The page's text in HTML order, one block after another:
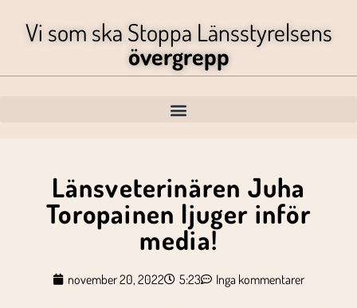
Vi som ska Stoppa Länsstyrelsens
övergrepp
Länsveterinären Juha
Toropainen ljuger inför
media!
november 20, 2022 5:23 Inga kommentarer